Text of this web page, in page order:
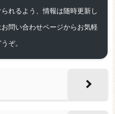
れるよう、情報は随時更新し
問い合わせページからお気軽
ぞ。